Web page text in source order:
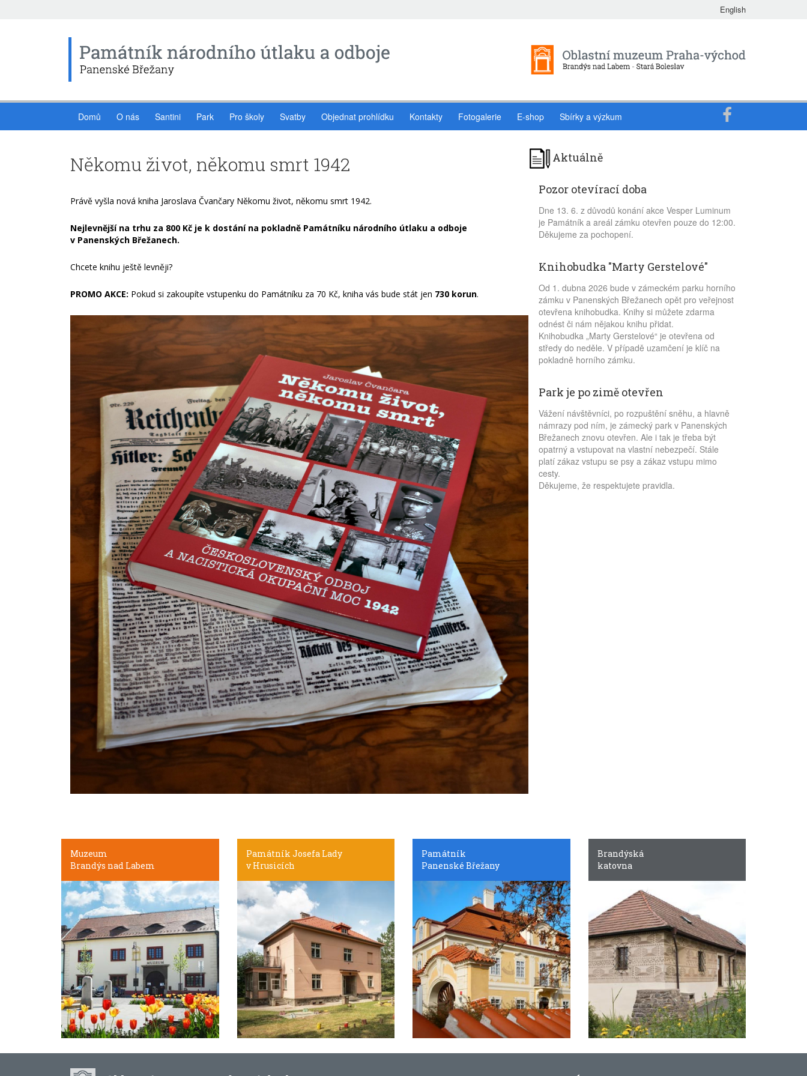
English
Domů O nás Santini Park Pro školy Svatby Objednat prohlídku Kontakty Fotogalerie E-shop Sbírky a výzkum
Někomu život, někomu smrt 1942
Právě vyšla nová kniha Jaroslava Čvančary Někomu život, někomu smrt 1942.
Nejlevnější na trhu za 800 Kč je k dostání na pokladně Památníku národního útlaku a odboje
v Panenských Břežanech.
Chcete knihu ještě levněji?
PROMO AKCE: Pokud si zakoupíte vstupenku do Památníku za 70 Kč, kniha vás bude stát jen 730 korun.
Aktuálně
Pozor otevírací doba
Dne 13. 6. z důvodů konání akce Vesper Luminum
je Památník a areál zámku otevřen pouze do 12:00.
Děkujeme za pochopení.
Knihobudka "Marty Gerstelové"
Od 1. dubna 2026 bude v zámeckém parku horního
zámku v Panenských Břežanech opět pro veřejnost
otevřena knihobudka. Knihy si můžete zdarma
odnést či nám nějakou knihu přidat.
Knihobudka „Marty Gerstelové“ je otevřena od
středy do neděle. V případě uzamčení je klíč na
pokladně horního zámku.
Park je po zimě otevřen
Vážení návštěvníci, po rozpuštění sněhu, a hlavně
námrazy pod ním, je zámecký park v Panenských
Břežanech znovu otevřen. Ale i tak je třeba být
opatrný a vstupovat na vlastní nebezpečí. Stále
platí zákaz vstupu se psy a zákaz vstupu mimo
cesty.
Děkujeme, že respektujete pravidla.
Muzeum
Brandýs nad Labem
Památník Josefa Lady
v Hrusicích
Památník
Panenské Břežany
Brandýská
katovna